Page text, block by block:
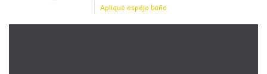
Aplique espejo baño